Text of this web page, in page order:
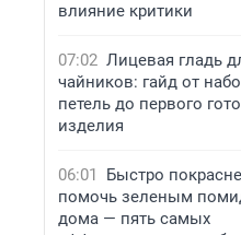
влияние критики
07:02 Лицевая гладь
чайников: гайд от
петель до первого
изделия
06:01
Быстро
помочь зеленым
дома — пять самых